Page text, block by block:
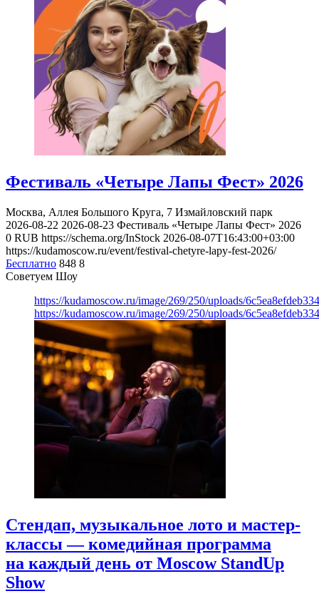
Фестиваль «Четыре Лапы Фест» 2026
Москва, Аллея Большого Круга, 7 Измайловский парк
2026-08-22 2026-08-23 Фестиваль «Четыре Лапы Фест» 2026
0 RUB https://schema.org/InStock 2026-08-07T16:43:00+03:00
https://kudamoscow.ru/event/festival-chetyre-lapy-fest-2026/
Бесплатно 848 8
Советуем Шоу
https://kudamoscow.ru/image/269/250/uploads/
https://kudamoscow.ru/image/269/250/uploads/
Стендап, музыкальное лото и мастер-
классы — комедийная программа
на каждый день от Moscow StandUp
Show